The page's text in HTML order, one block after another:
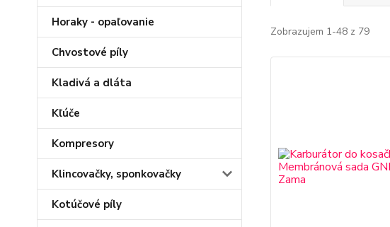
Horaky - opaľovanie
Chvostové píly
Kladivá a dláta
Kľúče
Kompresory
Klincovačky, sponkovačky
Kotúčové píly
Zobrazujem 1-48 z 79